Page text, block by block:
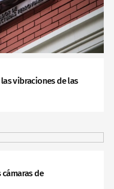
vibraciones de las
de